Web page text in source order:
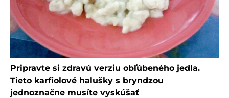
Pripravte si zdravú verziu obľúbeného jedla.
Tieto karfiolové halušky s bryndzou
jednoznačne musíte vyskúšať